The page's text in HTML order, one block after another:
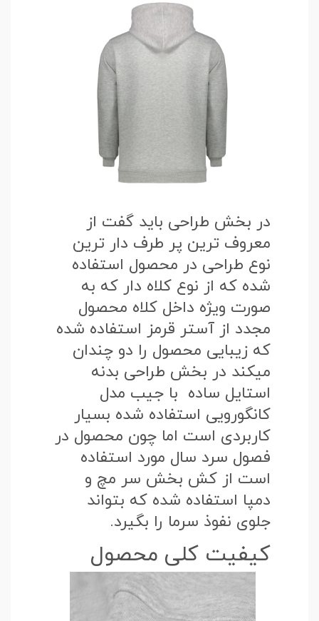
در بخش طراحی باید گفت از
معروف ترین پر طرف دار ترین
نوع طراحی در محصول استفاده
شده که از نوع کلاه دار که به
صورت ویژه داخل کلاه محصول
مجدد از آستر قرمز استفاده شده
که زیبایی محصول را دو چندان
میکند در بخش طراحی بدنه
استایل ساده با جیب مدل
کانگورویی استفاده شده بسیار
کاربردی است اما چون محصول در
فصول سرد سال مورد استفاده
است از کش بخش سر مچ و
دمپا استفاده شده که بتواند
جلوی نفوذ سرما را بگیرد.
کیفیت کلی محصول